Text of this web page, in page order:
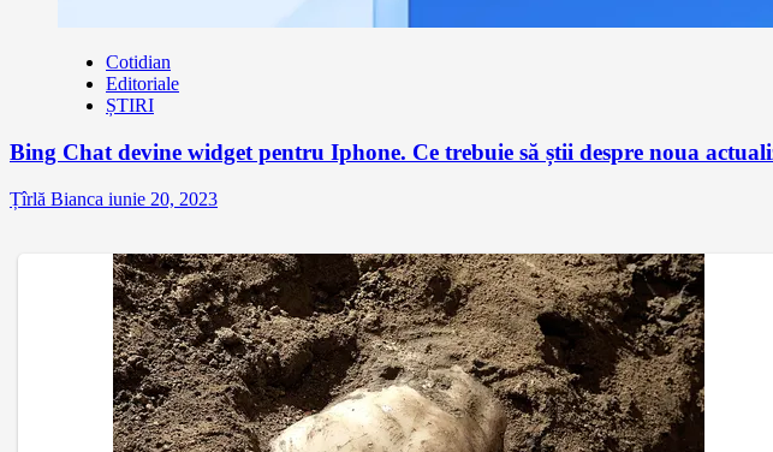
Cotidian
Editoriale
ȘTIRI
Bing Chat devine widget pentru Iphone. Ce trebuie să știi despre noua
Țîrlă Bianca iunie 20, 2023